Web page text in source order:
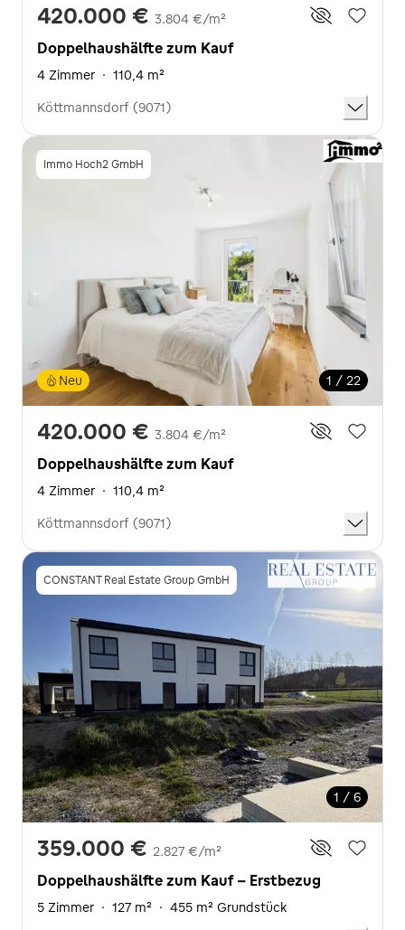
420.000 € 3.804 €/m²
Doppelhaushälfte zum Kauf
4 Zimmer · 110,4 m²
Köttmannsdorf (9071)
Immo Hoch2 GmbH
1 / 22
Neu
420.000 € 3.804 €/m²
Doppelhaushälfte zum Kauf
4 Zimmer · 110,4 m²
Köttmannsdorf (9071)
CONSTANT Real Estate Group GmbH
1 / 6
359.000 € 2.827 €/m²
Doppelhaushälfte zum Kauf - Erstbezug
5 Zimmer · 127 m² · 455 m² Grundstück